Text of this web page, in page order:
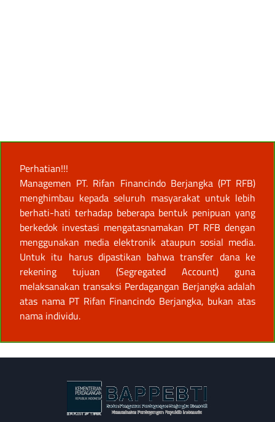
Perhatian!!!
Managemen PT. Rifan Financindo Berjangka (PT RFB)
menghimbau kepada seluruh masyarakat untuk lebih
berhati-hati terhadap beberapa bentuk penipuan yang
berkedok investasi mengatasnamakan PT RFB dengan
menggunakan media elektronik ataupun sosial media.
Untuk itu harus dipastikan bahwa transfer dana ke
rekening tujuan (Segregated Account) guna
melaksanakan transaksi Perdagangan Berjangka adalah
atas nama PT Rifan Financindo Berjangka, bukan atas
nama individu.